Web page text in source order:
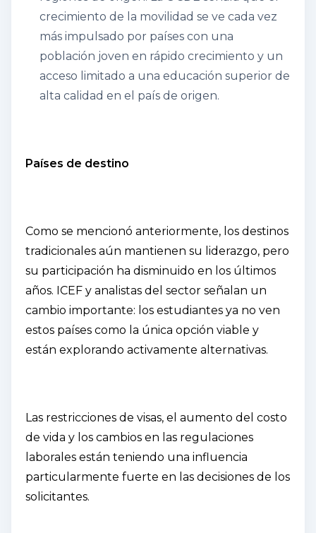
crecimiento de la movilidad se ve cada vez
más impulsado por países con una
población joven en rápido crecimiento y un
acceso limitado a una educación superior de
alta calidad en el país de origen.
Países de destino
Como se mencionó anteriormente, los destinos
tradicionales aún mantienen su liderazgo, pero
su participación ha disminuido en los últimos
años. ICEF y analistas del sector señalan un
cambio importante: los estudiantes ya no ven
estos países como la única opción viable y
están explorando activamente alternativas.
Las restricciones de visas, el aumento del costo
de vida y los cambios en las regulaciones
laborales están teniendo una influencia
particularmente fuerte en las decisiones de los
solicitantes.